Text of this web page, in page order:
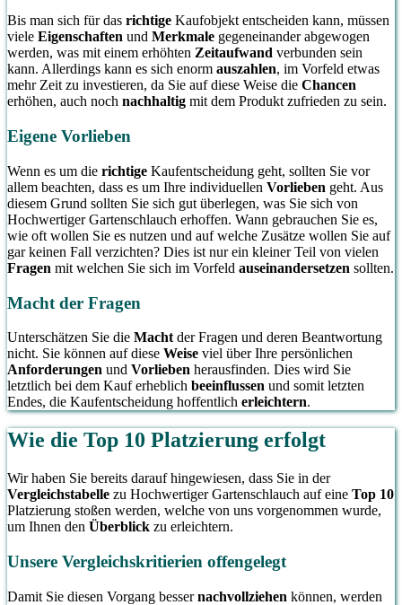
Bis man sich für das richtige Kaufobjekt entscheiden kann, müssen
viele Eigenschaften und Merkmale gegeneinander abgewogen
werden, was mit einem erhöhten Zeitaufwand verbunden sein
kann. Allerdings kann es sich enorm auszahlen, im Vorfeld etwas
mehr Zeit zu investieren, da Sie auf diese Weise die Chancen
erhöhen, auch noch nachhaltig mit dem Produkt zufrieden zu sein.
Eigene Vorlieben
Wenn es um die richtige Kaufentscheidung geht, sollten Sie vor
allem beachten, dass es um Ihre individuellen Vorlieben geht. Aus
diesem Grund sollten Sie sich gut überlegen, was Sie sich von
Hochwertiger Gartenschlauch erhoffen. Wann gebrauchen Sie es,
wie oft wollen Sie es nutzen und auf welche Zusätze wollen Sie auf
gar keinen Fall verzichten? Dies ist nur ein kleiner Teil von vielen
Fragen mit welchen Sie sich im Vorfeld auseinandersetzen sollten.
Macht der Fragen
Unterschätzen Sie die Macht der Fragen und deren Beantwortung
nicht. Sie können auf diese Weise viel über Ihre persönlichen
Anforderungen und Vorlieben herausfinden. Dies wird Sie
letztlich bei dem Kauf erheblich beeinflussen und somit letzten
Endes, die Kaufentscheidung hoffentlich erleichtern.
Wie die Top 10 Platzierung erfolgt
Wir haben Sie bereits darauf hingewiesen, dass Sie in der
Vergleichstabelle zu Hochwertiger Gartenschlauch auf eine Top 10
Platzierung stoßen werden, welche von uns vorgenommen wurde,
um Ihnen den Überblick zu erleichtern.
Unsere Vergleichskritierien offengelegt
Damit Sie diesen Vorgang bessernachvollziehen können, werden